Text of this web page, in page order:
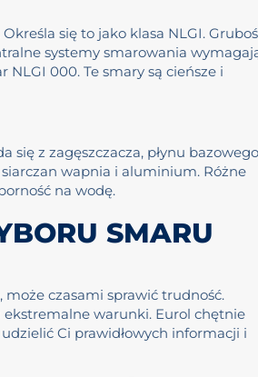
się to jako klasa NLGI.
systemy smarowania
000. Te smary są cieńsze i
się z zagęszczacza, płynu
wapnia i aluminium. Różne
na wodę.
SMARU
czasami sprawić trudność.
ekstremalne warunki. Eurol chętnie
Ci prawidłowych informacji i